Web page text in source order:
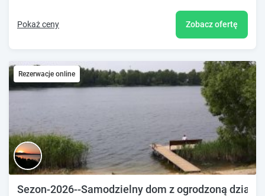
Pokaż ceny Zobacz ofertę
Rezerwacje online
Sezon-2026--Samodzielny dom z ogrodzoną